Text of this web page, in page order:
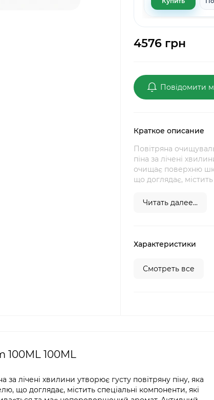
4576 грн
Повідомити
Краткое описание
Повітряна
піна за лічені
очищає поверхню
що доглядає,
Читать далее...
Характеристики
Смотреть все
100ML
лічені хвилини утворює густу повітряну піну, яка
що доглядає, містить спеціальні компоненти, які